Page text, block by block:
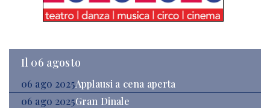
Il 06 agosto
06 ago 2025Applausi a cena aperta
06 ago 2025Gran Dinale